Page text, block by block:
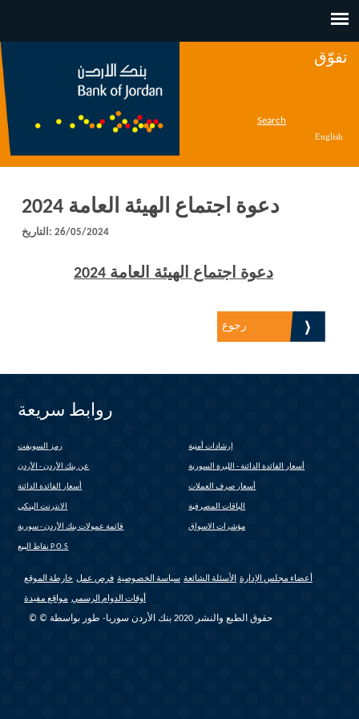
تفوّق
Search
English
دعوة اجتماع الهيئة العامة 2024
التاريخ: 26/05/2024
دعوة اجتماع الهيئة العامة 2024
رجوع
روابط سريعة
رمز السويفت إرشادات أمنية
عن بنك الأردن - الأردن أسعار الفائدة الدائنة - الليرة السورية
أسعار الفائدة الدائنة أسعار صرف العملات
الانترنت البنكي الباقات المصرفية
قائمة عمولات بنك الأردن - سورية مؤشرات الاسواق
نقاط البيع P.O.S
خارطة الموقع فرص عمل سياسة الخصوصية الأسئلة الشائعة أعضاء مجلس الإدارة
مواقع مفيدة أوقات الدوام الرسمي
© © حقوق الطبع والنشر 2020 بنك الأردن سوريا- طور بواسطة